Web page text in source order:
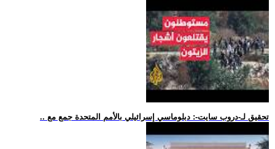
.. تحقيق لـ-دروب سايت-: دبلوماسي إسرائيلي بالأمم المتحدة جمع مع